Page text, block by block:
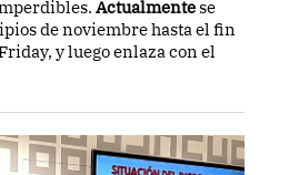
Actualmentese
de noviembre hasta el fin
y luego enlaza con el